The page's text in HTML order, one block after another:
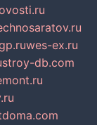
wes-ex.ru
stroy-db.com